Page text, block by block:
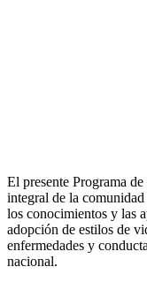
El presente Programa
integral de la
los conocimientos y las
adopción de estilos de
enfermedades y
nacional.